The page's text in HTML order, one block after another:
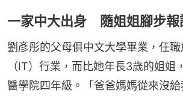
一家中大出身 隨姐姐腳步報
劉彥彤的父母俱中文大學畢業，任
（IT）行業，而比她年長3歲的姐姐
醫學院四年級。「爸爸媽媽從來沒